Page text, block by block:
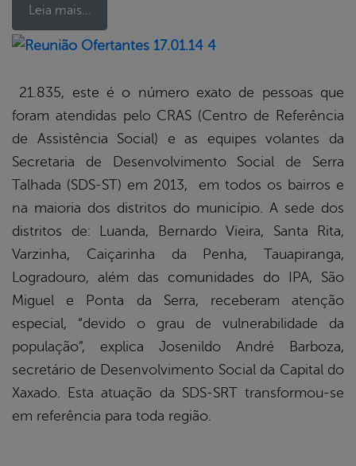
Leia mais…
21.835, este é o número exato de pessoas que
foram atendidas pelo CRAS (Centro de Referência
de Assistência Social) e as equipes volantes da
Secretaria de Desenvolvimento Social de Serra
Talhada (SDS-ST) em 2013, em todos os bairros e
na maioria dos distritos do município. A sede dos
distritos de: Luanda, Bernardo Vieira, Santa Rita,
Varzinha, Caiçarinha da Penha, Tauapiranga,
Logradouro, além das comunidades do IPA, São
Miguel e Ponta da Serra, receberam atenção
especial, “devido o grau de vulnerabilidade da
população”, explica Josenildo André Barboza,
secretário de Desenvolvimento Social da Capital do
Xaxado. Esta atuação da SDS-SRT transformou-se
em referência para toda região.